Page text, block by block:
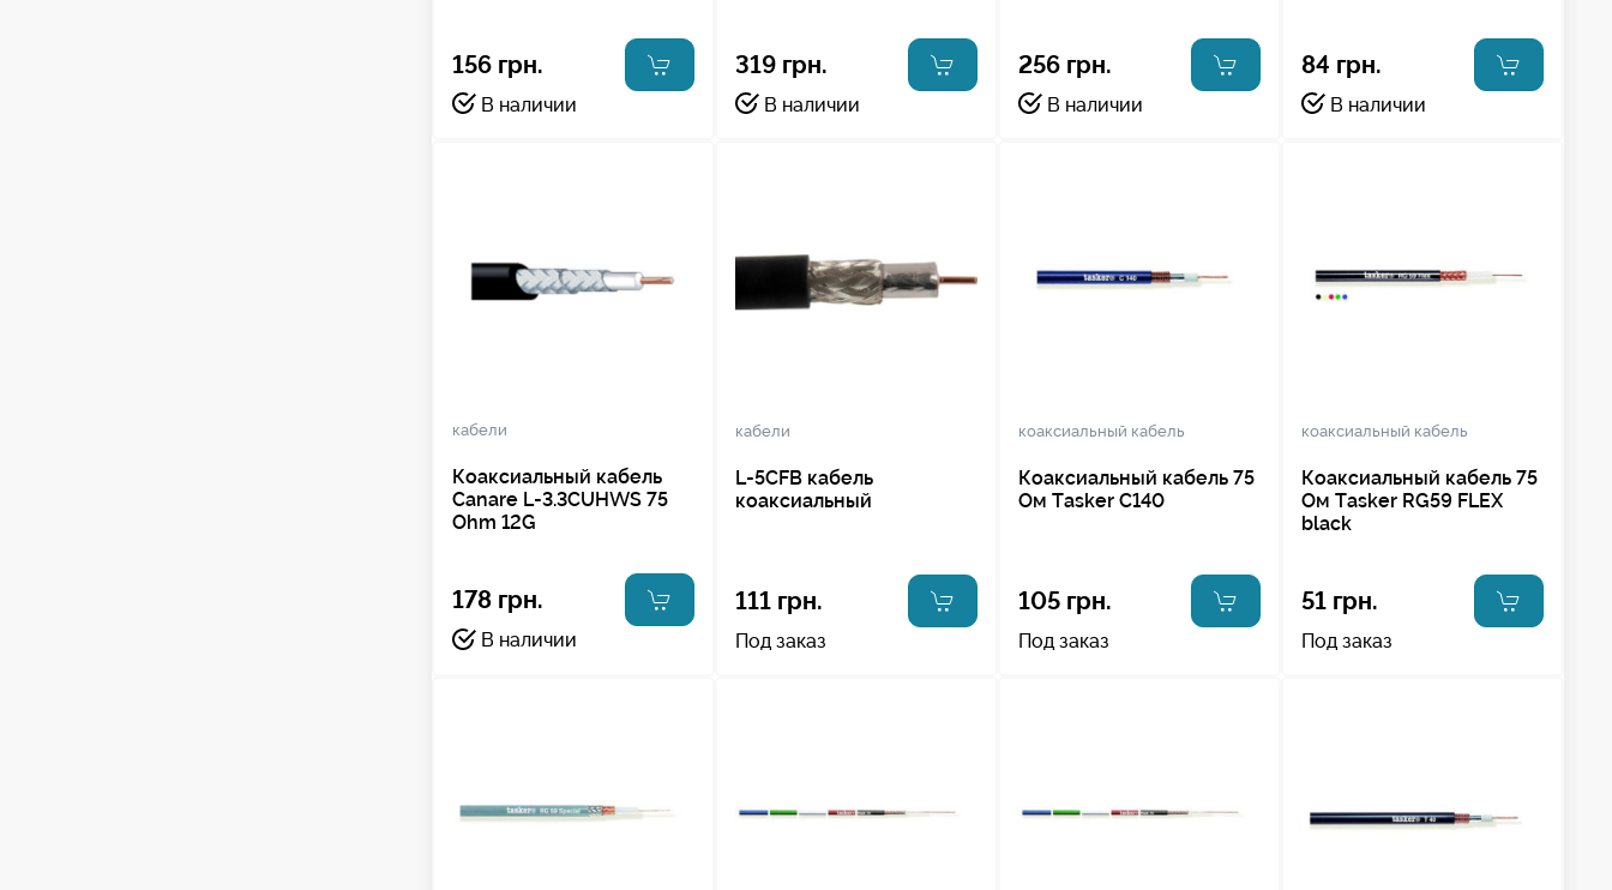
156 грн.
В наличии
319 грн.
В наличии
256 грн.
В наличии
84 грн.
В наличии
кабели
Коаксиальный кабель
Canare L-3.3CUHWS 75
Ohm 12G
178 грн.
В наличии
кабели
L-5CFB кабель
коаксиальный
111 грн.
Под заказ
коаксиальный кабель
Коаксиальный кабель 75
Ом Tasker C140
105 грн.
Под заказ
коаксиальный кабель
Коаксиальный кабель 75
Ом Tasker RG59 FLEX
black
51 грн.
Под заказ